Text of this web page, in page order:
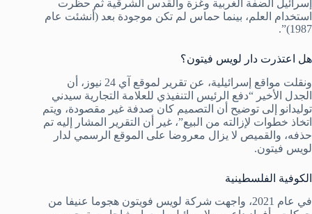
إسرائيل الضفة الغربية وغزة والقدس الشرقية ثم حظرت
استخدام العلم، بينما حماس لم تكن موجودة بعد (أنشئت عام
1987)”.
هل اعتذرت دار لويس فيتون؟
ونقلت مواقع إسرائيلية، عن تقرير لموقع آي 24 نيوز، أن
الجدل الأخير “دفع الرئيس التنفيذي للعلامة التجارية سيدني
توليدانو إلى توضيح أن التصميم كان صدفة غير مقصودة، ويتم
اتخاذ خطوات لإزالته من البيع”، غير أن التقرير المشار إليه تم
حذفه، والقميص لا يزال معروضا على الموقع الرسمي لدار
لويس فيتون.
الكوفية الفلسطينية
في عام 2021، واجهت شركة لويس فويتون هجوما عنيفا من